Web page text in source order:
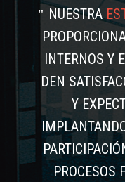
NUESTRA
INTERNOS Y
DEN
Y
PROCESOS